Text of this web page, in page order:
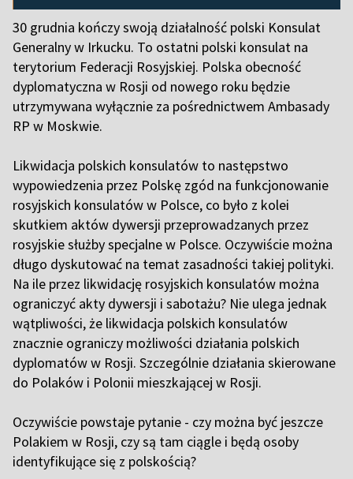
30 grudnia kończy swoją działalność polski Konsulat
Generalny w Irkucku. To ostatni polski konsulat na
terytorium Federacji Rosyjskiej. Polska obecność
dyplomatyczna w Rosji od nowego roku będzie
utrzymywana wyłącznie za pośrednictwem Ambasady
RP w Moskwie.
Likwidacja polskich konsulatów to następstwo
wypowiedzenia przez Polskę zgód na funkcjonowanie
rosyjskich konsulatów w Polsce, co było z kolei
skutkiem aktów dywersji przeprowadzanych przez
rosyjskie służby specjalne w Polsce. Oczywiście można
długo dyskutować na temat zasadności takiej polityki.
Na ile przez likwidację rosyjskich konsulatów można
ograniczyć akty dywersji i sabotażu? Nie ulega jednak
wątpliwości, że likwidacja polskich konsulatów
znacznie ograniczy możliwości działania polskich
dyplomatów w Rosji. Szczególnie działania skierowane
do Polaków i Polonii mieszkającej w Rosji.
Oczywiście powstaje pytanie - czy można być jeszcze
Polakiem w Rosji, czy są tam ciągle i będą osoby
identyfikujące się z polskością?